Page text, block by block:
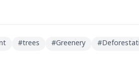
#trees #Greenery #